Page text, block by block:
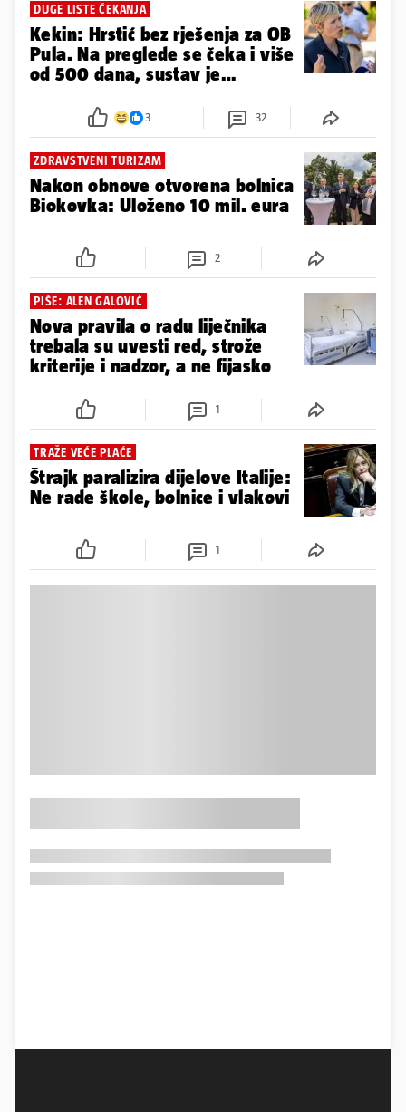
DUGE LISTE ČEKANJA
Kekin: Hrstić bez rješenja za OB
Pula. Na preglede se čeka i više
od 500 dana, sustav je
3 32
ZDRAVSTVENI TURIZAM
Nakon obnove otvorena bolnica
Biokovka: Uloženo 10 mil. eura
2
PIŠE: ALEN GALOVIĆ
Nova pravila o radu liječnika
trebala su uvesti red, strože
kriterije i nadzor, a ne fijasko
1
TRAŽE VEĆE PLAĆE
Štrajk paralizira dijelove Italije:
Ne rade škole, bolnice i vlakovi
1